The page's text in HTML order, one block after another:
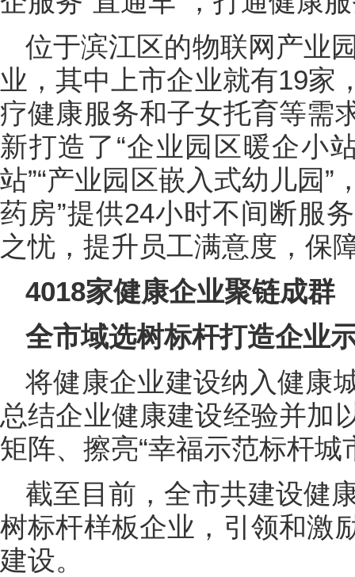
位于滨江区的物联网产业
业，其中上市企业就有19家
疗健康服务和子女托育等需
新打造了“企业园区暖企小
站”“产业园区嵌入式幼儿园”
药房”提供24小时不间断服
之忧，提升员工满意度，保
4018家健康企业聚链成群
全市域选树标杆打造企业
将健康企业建设纳入健康
总结企业健康建设经验并加
矩阵、擦亮“幸福示范标杆城
截至目前，全市共建设健
树标杆样板企业，引领和激
建设。